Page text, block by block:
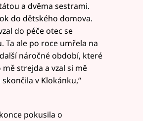
a dvěma sestrami.
do dětského domova.
do péče otec se
Ta ale po roce umřela na
náročné období, které
strejda a vzal si mě
v Klokánku,“
pokusila o